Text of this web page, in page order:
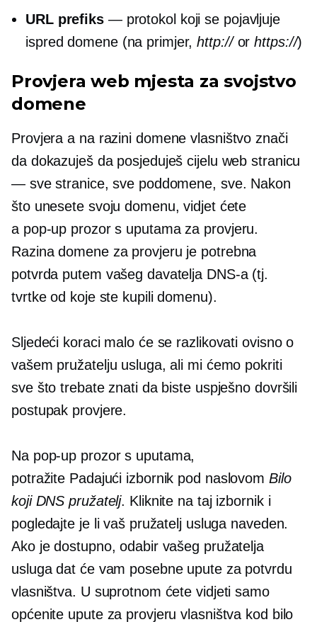
URL prefiks— protokol koji se pojavljuje
ispred domene (na primjer,http://orhttps://)
Provjera web mjesta za svojstvo
domene
Provjera a na razini domene vlasništvo znači
da dokazuješ da posjeduješ cijelu web stranicu
— sve stranice, sve poddomene, sve. Nakon
što unesete svoju domenu, vidjet ćete
a pop-up prozor s uputama za provjeru.
Razina domeneza provjeru je potrebna
potvrda putem vašeg davatelja DNS-a (tj.
tvrtke od koje ste kupili domenu).
Sljedeći koraci malo će se razlikovati ovisno o
vašem pružatelju usluga, ali mi ćemo pokriti
sve što trebate znati da biste uspješno dovršili
postupak provjere.
Na pop-up prozor s uputama,
potražite Padajući izbornik pod naslovom Bilo
koji DNS pružatelj. Kliknite na taj izbornik i
pogledajte je li vaš pružatelj usluga naveden.
Ako je dostupno, odabir vašeg pružatelja
usluga dat će vam posebne upute za potvrdu
vlasništva. U suprotnom ćete vidjeti samo
općenite upute za provjeru vlasništva kod bilo